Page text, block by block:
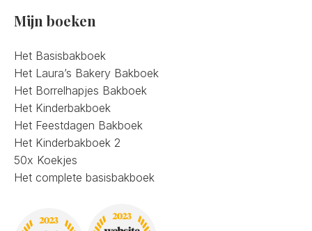
Mijn boeken
Het Basisbakboek
Het Laura’s Bakery Bakboek
Het Borrelhapjes Bakboek
Het Kinderbakboek
Het Feestdagen Bakboek
Het Kinderbakboek 2
50x Koekjes
Het complete basisbakboek